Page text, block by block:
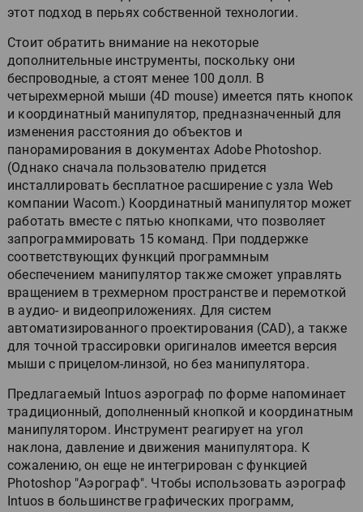
этот подход в перьях собственной технологии.
Стоит обратить внимание на некоторые
дополнительные инструменты, поскольку они
беспроводные, а стоят менее 100 долл. В
четырехмерной мыши (4D mouse) имеется пять кнопок
и координатный манипулятор, предназначенный для
изменения расстояния до объектов и
панорамирования в документах Adobe Photoshop.
(Однако сначала пользователю придется
инсталлировать бесплатное расширение с узла Web
компании Wacom.) Координатный манипулятор может
работать вместе с пятью кнопками, что позволяет
запрограммировать 15 команд. При поддержке
соответствующих функций программным
обеспечением манипулятор также сможет управлять
вращением в трехмерном пространстве и перемоткой
в аудио- и видеоприложениях. Для систем
автоматизированного проектирования (CAD), а также
для точной трассировки оригиналов имеется версия
мыши с прицелом-линзой, но без манипулятора.
Предлагаемый Intuos аэрограф по форме напоминает
традиционный, дополненный кнопкой и координатным
манипулятором. Инструмент реагирует на угол
наклона, давление и движения манипулятора. К
сожалению, он еще не интегрирован с функцией
Photoshop "Аэрограф". Чтобы использовать аэрограф
Intuos в большинстве графических программ,